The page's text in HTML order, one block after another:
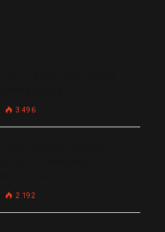
3 496
2 192